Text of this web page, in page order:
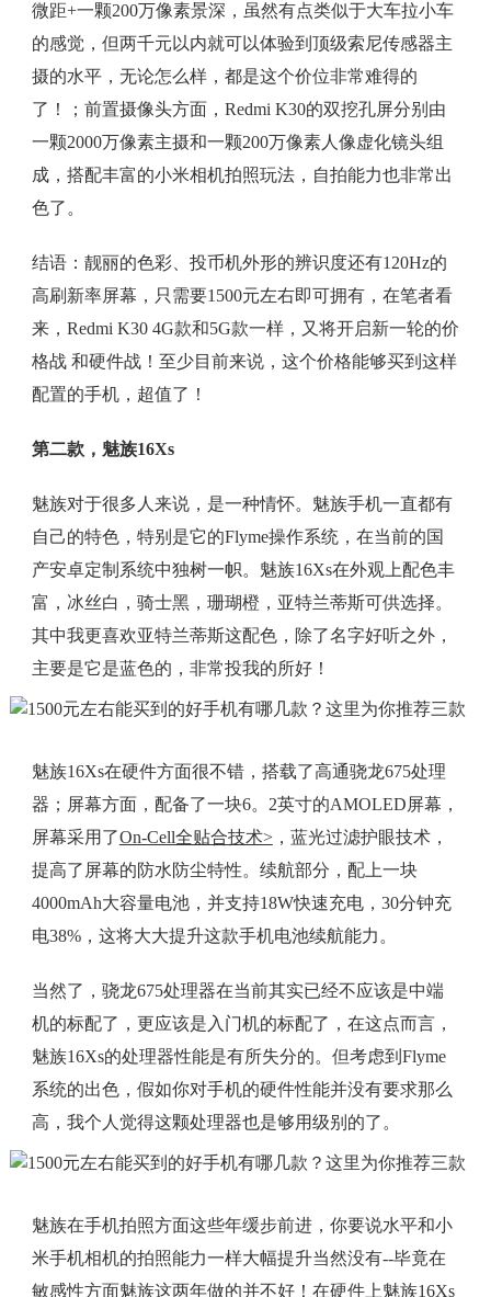
微距+一颗200万像素景深，虽然有点类似于大车拉小车
的感觉，但两千元以内就可以体验到顶级索尼传感器主
摄的水平，无论怎么样，都是这个价位非常难得的
了！；前置摄像头方面，Redmi K30的双挖孔屏分别由
一颗2000万像素主摄和一颗200万像素人像虚化镜头组
成，搭配丰富的小米相机拍照玩法，自拍能力也非常出
色了。
结语：靓丽的色彩、投币机外形的辨识度还有120Hz的
高刷新率屏幕，只需要1500元左右即可拥有，在笔者看
来，Redmi K30 4G款和5G款一样，又将开启新一轮的价
格战 和硬件战！至少目前来说，这个价格能够买到这样
配置的手机，超值了！
第二款，魅族16Xs
魅族对于很多人来说，是一种情怀。魅族手机一直都有
自己的特色，特别是它的Flyme操作系统，在当前的国
产安卓定制系统中独树一帜。魅族16Xs在外观上配色丰
富，冰丝白，骑士黑，珊瑚橙，亚特兰蒂斯可供选择。
其中我更喜欢亚特兰蒂斯这配色，除了名字好听之外，
主要是它是蓝色的，非常投我的所好！
魅族16Xs在硬件方面很不错，搭载了高通骁龙675处理
器；屏幕方面，配备了一块6。2英寸的AMOLED屏幕，
屏幕采用了On-Cell全贴合技术>，蓝光过滤护眼技术，
提高了屏幕的防水防尘特性。续航部分，配上一块
4000mAh大容量电池，并支持18W快速充电，30分钟充
电38%，这将大大提升这款手机电池续航能力。
当然了，骁龙675处理器在当前其实已经不应该是中端
机的标配了，更应该是入门机的标配了，在这点而言，
魅族16Xs的处理器性能是有所失分的。但考虑到Flyme
系统的出色，假如你对手机的硬件性能并没有要求那么
高，我个人觉得这颗处理器也是够用级别的了。
魅族在手机拍照方面这些年缓步前进，你要说水平和小
米手机相机的拍照能力一样大幅提升当然没有--毕竟在
敏感性方面魅族这两年做的并不好！在硬件上魅族16Xs